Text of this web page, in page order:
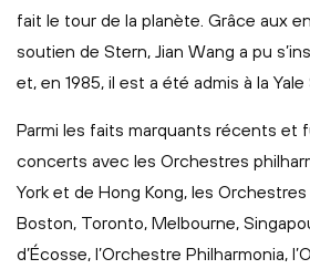
fait le tour de la planète. Grâce aux
soutien de Stern, Jian Wang a pu
et, en 1985, il est a été admis à la
Parmi les faits marquants récents et
concerts avec les Orchestres
York et de Hong Kong, les
Boston, Toronto, Melbourne,
d’Écosse, l’Orchestre Philharmonia,